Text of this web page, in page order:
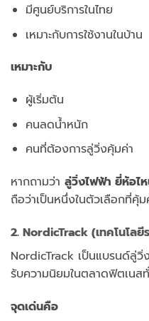
มีศูนย์บริการในไทย
เหมาะกับการใช้งานในบ้าน
เหมาะกับ
ผู้เริ่มต้น
คนลดน้ำหนัก
คนที่ต้องการลู่วิ่งคุ้มค่า
หากถามว่า ลู่วิ่งไฟฟ้า ยี่ห้อไ
ถือว่าเป็นหนึ่งในตัวเลือกที่คุ้
2. NordicTrack (เทคโนโลยี
NordicTrack เป็นแบรนด์ลู่วิ่
รับความนิยมในตลาดฟิตเนส
จุดเด่นคือ